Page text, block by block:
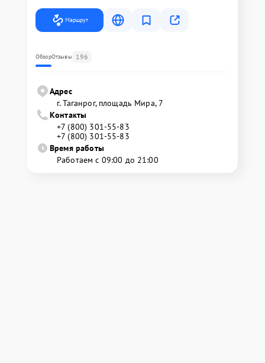
Маршрут
ОбзорОтзывы 196
Адрес
г. Таганрог, площадь Мира, 7
Контакты
+7 (800) 301-55-83
+7 (800) 301-55-83
Время работы
Работаем с 09:00 до 21:00